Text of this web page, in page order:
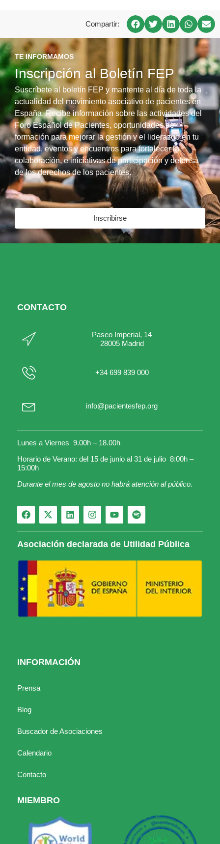
Compartir:
TE INFORMAMOS
Inscripción al Boletín FEP
Suscríbete al boletín FEP y mantente al día de toda la
actualidad del movimiento asociativo de pacientes en
España. Recibe información sobre las actividades del
Foro Español de Pacientes, oportunidades de
formación para mejorar la gestión y el liderazgo en tu
entidad, eventos y encuentros para fortalecer la
colaboración, e iniciativas de participación y defensa
de los derechos de los pacientes.
Inscribirse
CONTACTO
Paseo Imperial, 14
28005 Madrid
+34 699 839 000
info@pacientesfep.org
Lunes a Viernes 9.00h – 18.00h
Horario de Verano: del 15 de junio al 31 de julio 8:00h –
15:00h
Durante el mes de agosto no habrá atención al público.
Asociación declarada de Utilidad Pública
INFORMACIÓN
Prensa
Blog
Buscador de Asociaciones
Calendario
Contacto
MIEMBRO